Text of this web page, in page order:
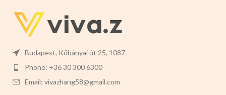
Budapest, Kőbányai út 25, 1087
Phone: +36 30 300 6300
Email: vivazhang58@gmail.com